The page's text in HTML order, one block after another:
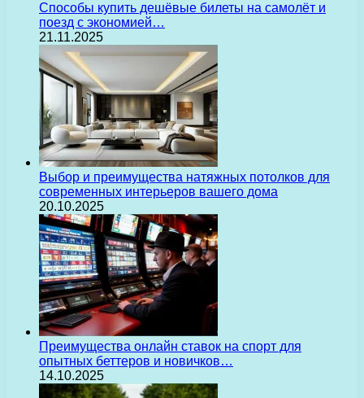
Способы купить дешёвые билеты на самолёт и
поезд с экономией…
21.11.2025
Выбор и преимущества натяжных потолков для
современных интерьеров вашего дома
20.10.2025
Преимущества онлайн ставок на спорт для
опытных беттеров и новичков…
14.10.2025